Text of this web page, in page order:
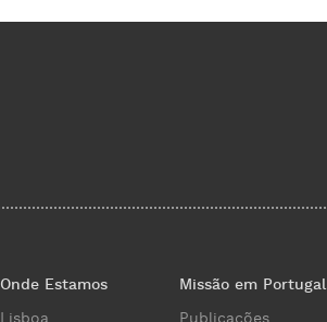
Onde Estamos
Missão em Portugal